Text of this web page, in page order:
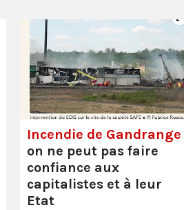
Incendie de Gandrange
on ne peut pas faire
confiance aux
capitalistes et à leur
Etat